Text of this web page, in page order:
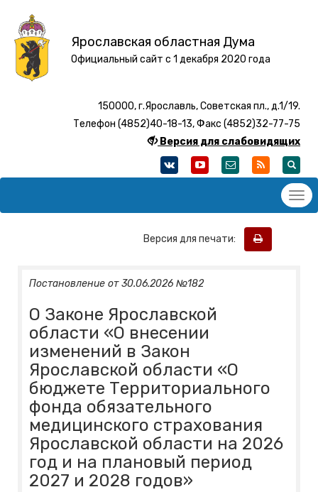
Ярославская областная Дума
Официальный сайт с 1 декабря 2020 года
150000, г.Ярославль, Советская пл., д.1/19.
Телефон (4852)40-18-13, Факс (4852)32-77-75
Версия для слабовидящих
Версия для печати:
Постановление от 30.06.2026 №182
О Законе Ярославской
области «О внесении
изменений в Закон
Ярославской области «О
бюджете Территориального
фонда обязательного
медицинского страхования
Ярославской области на 2026
год и на плановый период
2027 и 2028 годов»